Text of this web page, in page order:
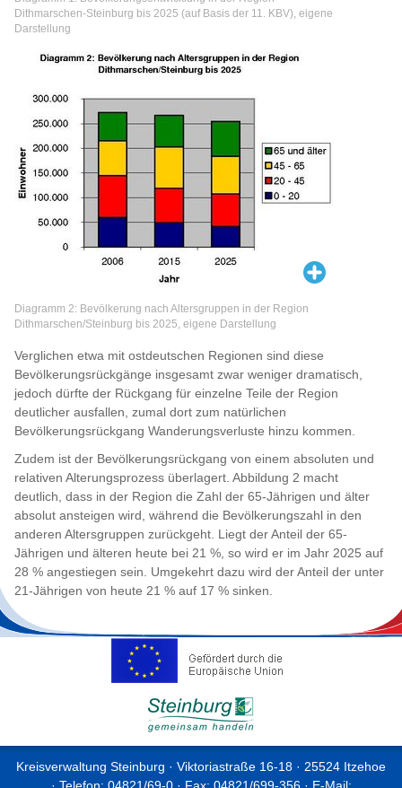
Dithmarschen-Steinburg bis 2025 (auf Basis der 11. KBV), eigene
Darstellung
Diagramm 2: Bevölkerung nach Altersgruppen in der Region
Dithmarschen/Steinburg bis 2025, eigene Darstellung
Verglichen etwa mit ostdeutschen Regionen sind diese
Bevölkerungsrückgänge insgesamt zwar weniger dramatisch,
jedoch dürfte der Rückgang für einzelne Teile der Region
deutlicher ausfallen, zumal dort zum natürlichen
Bevölkerungsrückgang Wanderungsverluste hinzu kommen.
Zudem ist der Bevölkerungsrückgang von einem absoluten und
relativen Alterungsprozess überlagert. Abbildung 2 macht
deutlich, dass in der Region die Zahl der 65-Jährigen und älter
absolut ansteigen wird, während die Bevölkerungszahl in den
anderen Altersgruppen zurückgeht. Liegt der Anteil der 65-
Jährigen und älteren heute bei 21 %, so wird er im Jahr 2025 auf
28 % angestiegen sein. Umgekehrt dazu wird der Anteil der unter
21-Jährigen von heute 21 % auf 17 % sinken.
Kreisverwaltung Steinburg · Viktoriastraße 16-18 · 25524 Itzehoe
· Telefon: 04821/69-0 · Fax: 04821/699-356 · E-Mail: